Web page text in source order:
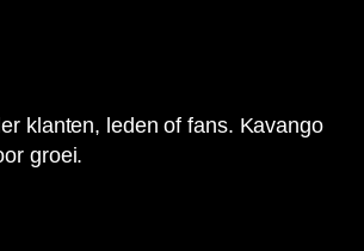
klanten, leden of fans. Kavango
groei.